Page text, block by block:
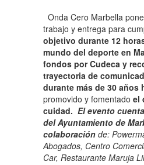
Onda Cero Marbella
trabajo y entrega para
objetivo durante 12
mundo del deporte en
fondos por Cudeca y
trayectoria de
durante más de 30 años
promovido y fomentado el
cuidad. El evento cuenta
del Ayuntamiento de
colaboración de:
Abogados, Centro
Car, Restaurante Maruja